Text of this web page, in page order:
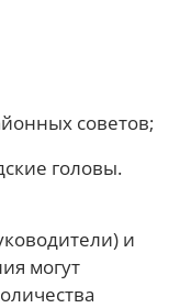
советов;
головы.
и
могут